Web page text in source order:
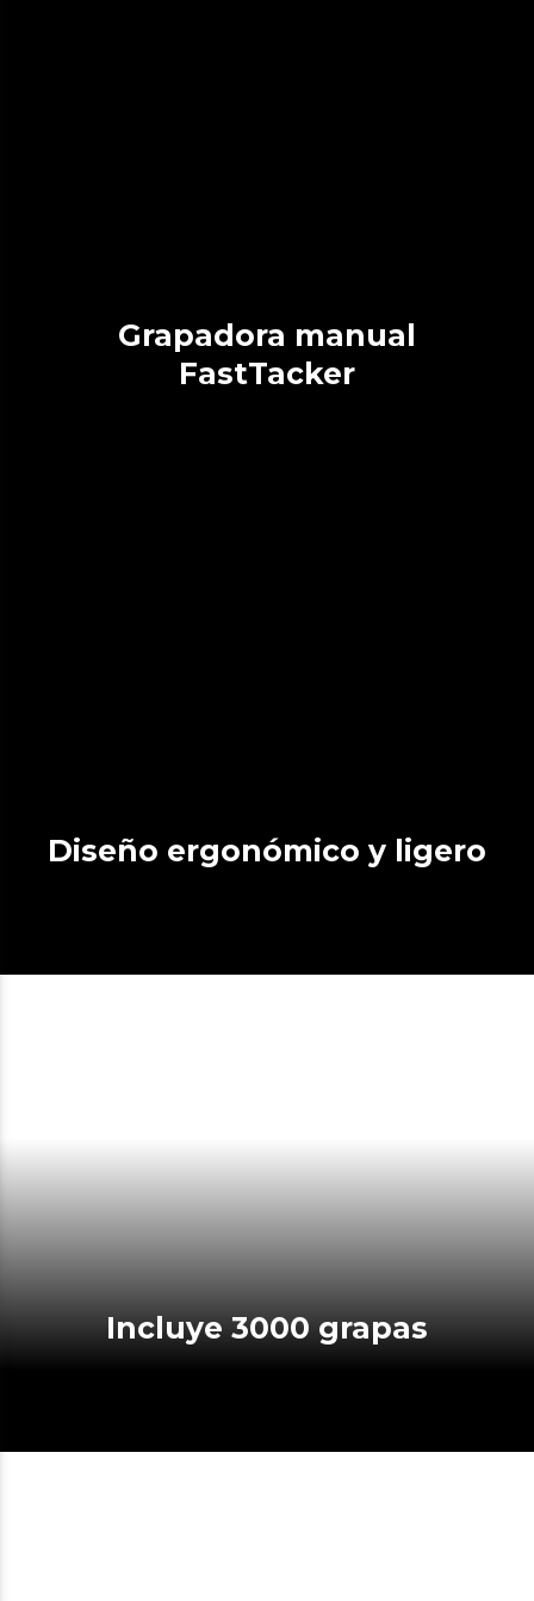
Grapadora manual
FastTacker
Diseño ergonómico y ligero
Incluye 3000 grapas